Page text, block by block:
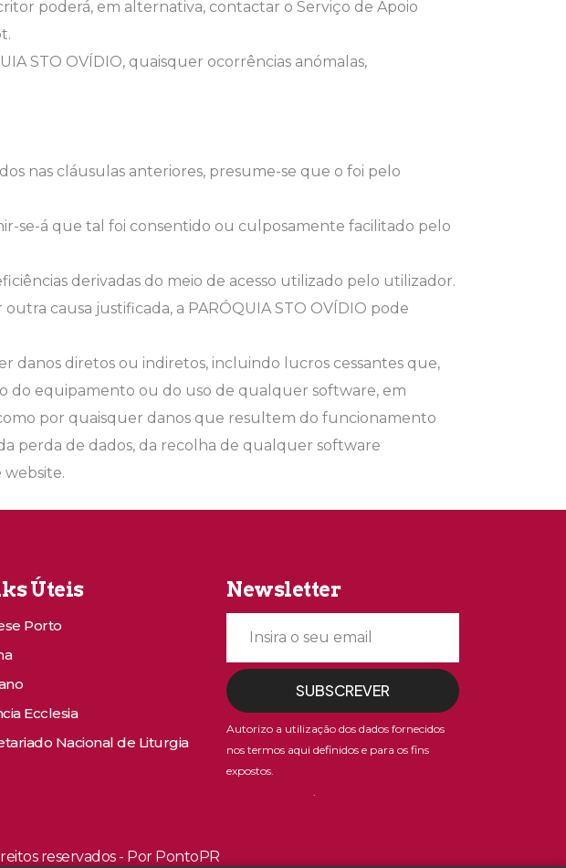
poderá, em alternativa, contactar o Serviço de Apoio
STO OVÍDIO, quaisquer ocorrências anómalas,
nas cláusulas anteriores, presume-se que o foi pelo
se-á que tal foi consentido ou culposamente facilitado pelo
derivadas do meio de acesso utilizado pelo utilizador.
causa justificada, a PARÓQUIA STO OVÍDIO pode
danos diretos ou indiretos, incluindo lucros cessantes que,
equipamento ou do uso de qualquer software, em
por quaisquer danos que resultem do funcionamento
perda de dados, da recolha de qualquer software
website.
Úteis
Porto
Ecclesia
Nacional de Liturgia
Newsletter
SUBSCREVER
Autorizo a utilização dos dados fornecidos
nos termos aqui definidos e para os fins
expostos.
reservados - Por PontoPR